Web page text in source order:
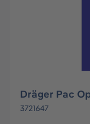
Dräger Pac
3721647